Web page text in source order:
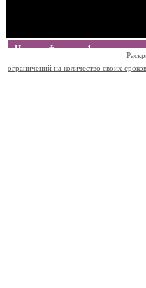
Новости Формулы 1
ограничений на количество своих сроков.